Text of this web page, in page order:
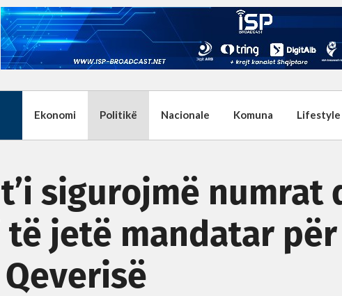
Ekonomi Politikë Nacionale Komuna Lifestyle
sigurojmë numrat
të jetë mandatar për